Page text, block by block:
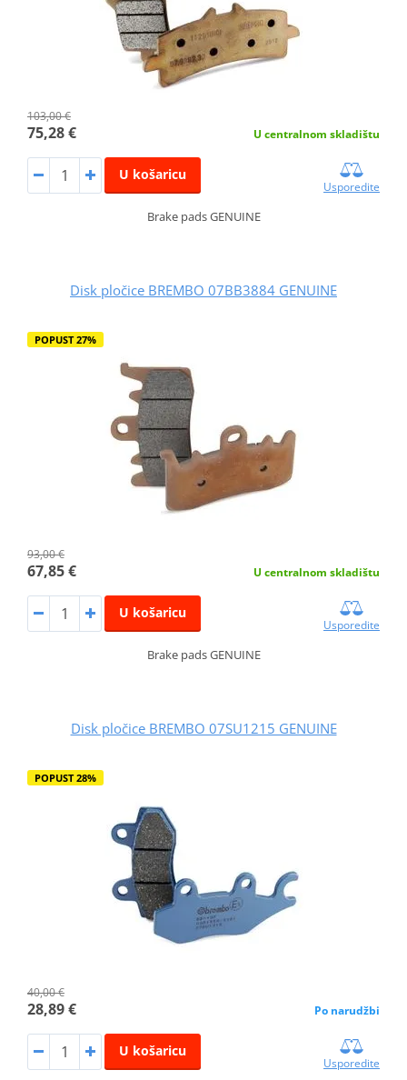
103,00 €
75,28 € U centralnom skladištu
U košaricu
Usporedite
Brake pads GENUINE
Disk pločice BREMBO 07BB3884 GENUINE
POPUST 27%
93,00 €
67,85 € U centralnom skladištu
U košaricu
Usporedite
Brake pads GENUINE
Disk pločice BREMBO 07SU1215 GENUINE
POPUST 28%
40,00 €
28,89 € Po narudžbi
U košaricu
Usporedite